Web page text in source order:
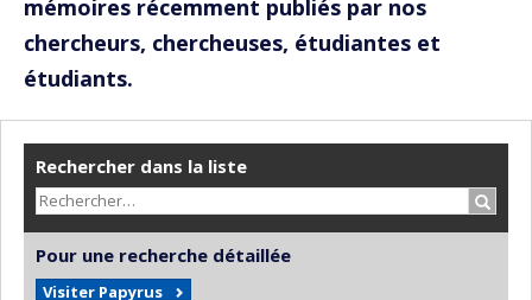
mémoires récemment publiés par nos
chercheurs, chercheuses, étudiantes et
étudiants.
Rechercher dans la liste
Pour une recherche détaillée
Visiter Papyrus